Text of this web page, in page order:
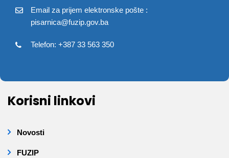
Email za prijem elektronske pošte :
pisarnica@fuzip.gov.ba
Telefon: +387 33 563 350
Korisni linkovi
Novosti
FUZIP